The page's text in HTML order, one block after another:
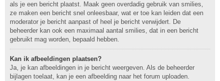
als je een bericht plaatst. Maak geen overdadig gebruik van smilies,
ze maken een bericht snel onleesbaar, wat er toe kan leiden dat een
moderator je bericht aanpast of heel je bericht verwijdert. De
beheerder kan ook een maximaal aantal smilies, dat in een bericht
gebruikt mag worden, bepaald hebben.
Kan ik afbeeldingen plaatsen?
Ja, je kan afbeeldingen in je bericht weergeven. Als de beheerder
bijlagen toelaat, kan je een afbeelding naar het forum uploaden.